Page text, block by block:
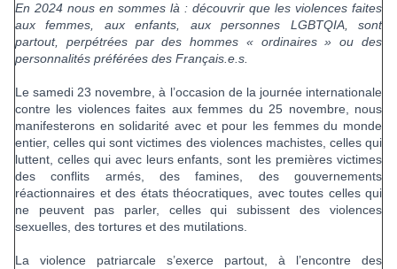
En 2024 nous en sommes là : découvrir que les violences faites
aux femmes, aux enfants, aux personnes LGBTQIA, sont
partout, perpétrées par des hommes « ordinaires » ou des
personnalités préférées des Français.e.s.
Le samedi 23 novembre, à l’occasion de la journée internationale
contre les violences faites aux femmes du 25 novembre, nous
manifesterons en solidarité avec et pour les femmes du monde
entier, celles qui sont victimes des violences machistes, celles qui
luttent, celles qui avec leurs enfants, sont les premières victimes
des conflits armés, des famines, des gouvernements
réactionnaires et des états théocratiques, avec toutes celles qui
ne peuvent pas parler, celles qui subissent des violences
sexuelles, des tortures et des mutilations.
La violence patriarcale s’exerce partout, à l’encontre des